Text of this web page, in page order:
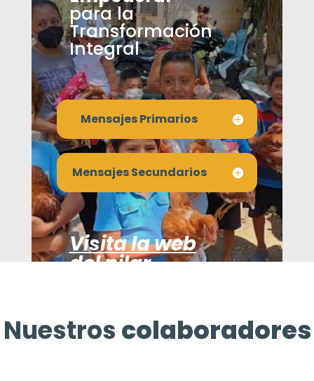
para la
Transformación
Integral
Mensajes Primarios
Mensajes Secundarios
Visita la web
del pilar
Nuestros colaboradores